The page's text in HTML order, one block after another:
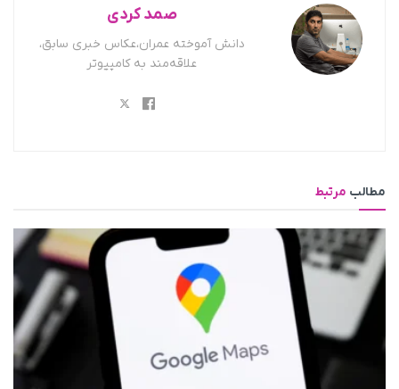
صمد کردی
دانش آموخته عمران،عکاس خبری سابق،
علاقه‌مند به کامپیوتر
مطالبمرتبط